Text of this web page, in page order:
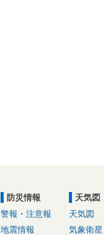
防災情報
警報・注意報
地震情報
天気図
天気図
気象衛星